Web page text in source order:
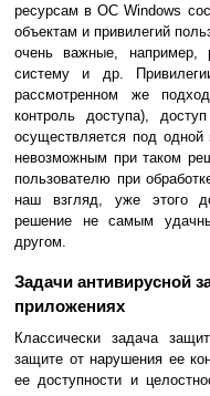
ресурсам в ОС Windows
объектам и привилегий
очень важные, например,
систему и др.
рассмотренном же
контроль доступа),
осуществляется под
невозможным при таком
пользователю при
наш взгляд, уже этого
решение не самым
другом.
Задачи антивирусной
приложениях
Классически задача
защите от нарушения ее
ее доступности и